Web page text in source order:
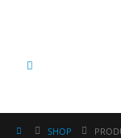
SHOP